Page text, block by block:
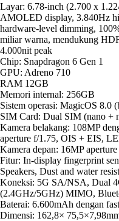
Layar: 6.78-inch (2.700 x
AMOLED display, 3.840Hz
hardware-level dimming,
miliar warna, mendukung
4.000nit peak
Chip: Snapdragon 6 Gen 1
GPU: Adreno 710
RAM 12GB
Memori internal: 256GB
Sistem operasi: MagicOS 8.0
SIM Card: Dual SIM (nano +
Kamera belakang: 108MP
aperture f/1.75, OIS + EIS,
Kamera depan: 16MP
Fitur: In-display fingerprint
Speakers, Dust and water
Koneksi: 5G SA/NSA, Dual
(2.4GHz/5GHz) MIMO,
Baterai: 6.600mAh dengan
Dimensi: 162,8×